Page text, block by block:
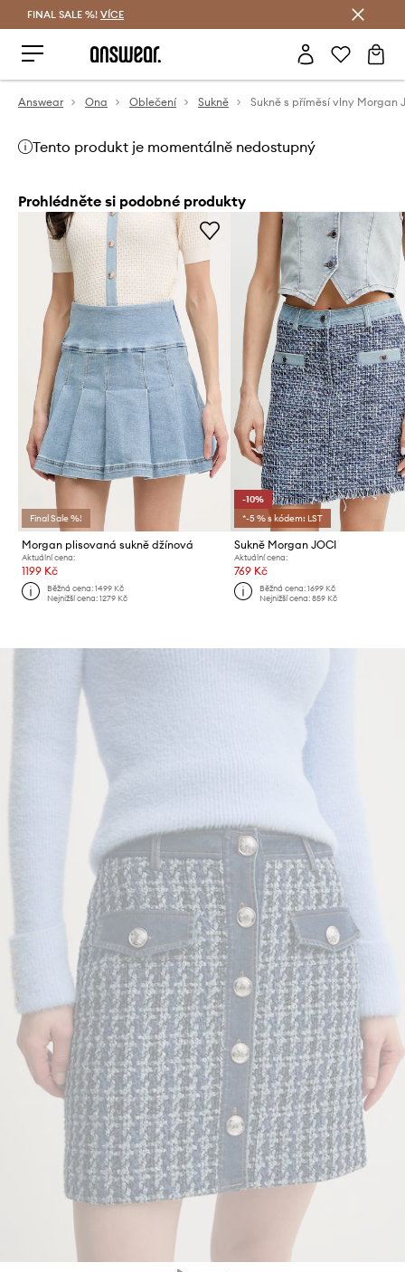
FINAL SALE %! VÍCE
Answear Ona Oblečení Sukně Sukně s příměsí vlny Morgan
Tento produkt je momentálně nedostupný
Prohlédněte si podobné produkty
Final Sale %!
Morgan plisovaná sukně džínová
Aktuální cena:
1199 Kč
Běžná cena:1499 Kč
Nejnižší cena:1279 Kč
-10%
*-5 % s kódem: LST
Sukně Morgan JOCI
Aktuální cena:
769 Kč
Běžná cena: 1699 Kč
Nejnižší cena: 859 Kč